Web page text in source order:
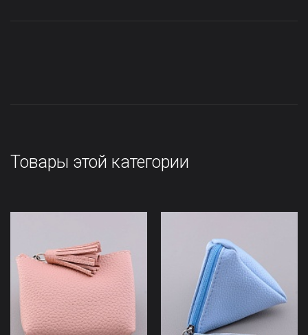
Товары этой категории